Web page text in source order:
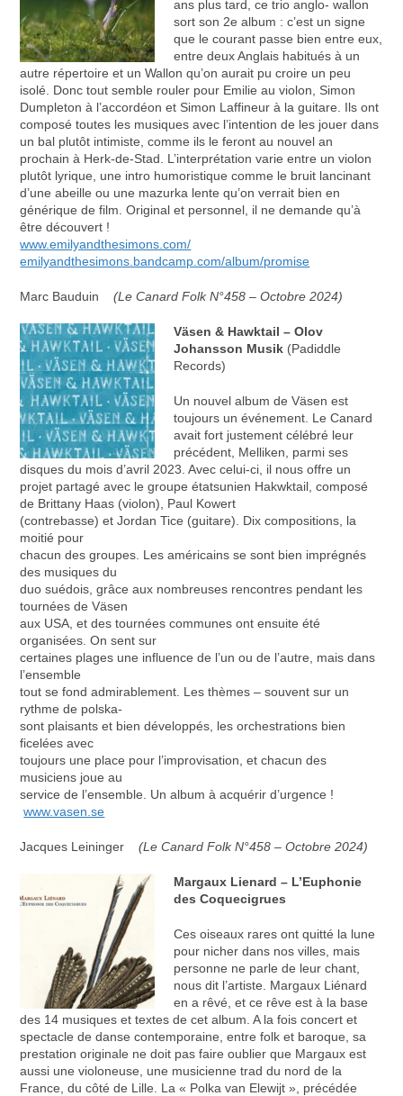
ans plus tard, ce trio anglo- wallon
sort son 2e album : c’est un signe
que le courant passe bien entre eux,
entre deux Anglais habitués à un
autre répertoire et un Wallon qu’on aurait pu croire un peu
isolé. Donc tout semble rouler pour Emilie au violon, Simon
Dumpleton à l’accordéon et Simon Laffineur à la guitare. Ils ont
composé toutes les musiques avec l’intention de les jouer dans
un bal plutôt intimiste, comme ils le feront au nouvel an
prochain à Herk-de-Stad. L’interprétation varie entre un violon
plutôt lyrique, une intro humoristique comme le bruit lancinant
d’une abeille ou une mazurka lente qu’on verrait bien en
générique de film. Original et personnel, il ne demande qu’à
être découvert !
www.emilyandthesimons.com/
emilyandthesimons.bandcamp.com/album/promise
Marc Bauduin(Le Canard Folk N°458 – Octobre 2024)
Väsen & Hawktail – Olov
Johansson Musik (Padiddle
Records)
Un nouvel album de Väsen est
toujours un événement. Le Canard
avait fort justement célébré leur
précédent, Melliken, parmi ses
disques du mois d’avril 2023. Avec celui-ci, il nous offre un
projet partagé avec le groupe étatsunien Hakwktail, composé
de Brittany Haas (violon), Paul Kowert
(contrebasse) et Jordan Tice (guitare). Dix compositions, la
moitié pour
chacun des groupes. Les américains se sont bien imprégnés
des musiques du
duo suédois, grâce aux nombreuses rencontres pendant les
tournées de Väsen
aux USA, et des tournées communes ont ensuite été
organisées. On sent sur
certaines plages une influence de l’un ou de l’autre, mais dans
l’ensemble
tout se fond admirablement. Les thèmes – souvent sur un
rythme de polska-
sont plaisants et bien développés, les orchestrations bien
ficelées avec
toujours une place pour l’improvisation, et chacun des
musiciens joue au
service de l’ensemble. Un album à acquérir d’urgence !
www.vasen.se
Jacques Leininger(Le Canard Folk N°458 – Octobre 2024)
Margaux Lienard – L’Euphonie
des Coquecigrues
Ces oiseaux rares ont quitté la lune
pour nicher dans nos villes, mais
personne ne parle de leur chant,
nous dit l’artiste. Margaux Liénard
en a rêvé, et ce rêve est à la base
des 14 musiques et textes de cet album. A la fois concert et
spectacle de danse contemporaine, entre folk et baroque, sa
prestation originale ne doit pas faire oublier que Margaux est
aussi une violoneuse, une musicienne trad du nord de la
France, du côté de Lille. La « Polka van Elewijt », précédée